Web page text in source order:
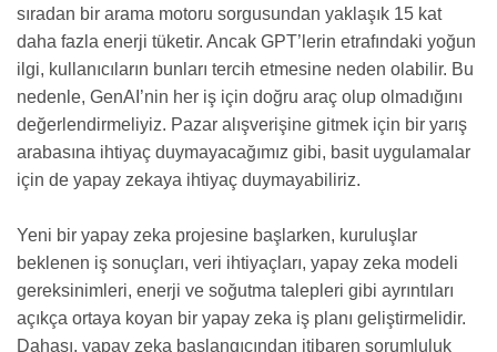
sıradan bir arama motoru sorgusundan yaklaşık 15 kat
daha fazla enerji tüketir. Ancak GPT’lerin etrafındaki yoğun
ilgi, kullanıcıların bunları tercih etmesine neden olabilir. Bu
nedenle, GenAI’nin her iş için doğru araç olup olmadığını
değerlendirmeliyiz. Pazar alışverişine gitmek için bir yarış
arabasına ihtiyaç duymayacağımız gibi, basit uygulamalar
için de yapay zekaya ihtiyaç duymayabiliriz.
Yeni bir yapay zeka projesine başlarken, kuruluşlar
beklenen iş sonuçları, veri ihtiyaçları, yapay zeka modeli
gereksinimleri, enerji ve soğutma talepleri gibi ayrıntıları
açıkça ortaya koyan bir yapay zeka iş planı geliştirmelidir.
Dahası, yapay zeka başlangıcından itibaren sorumluluk